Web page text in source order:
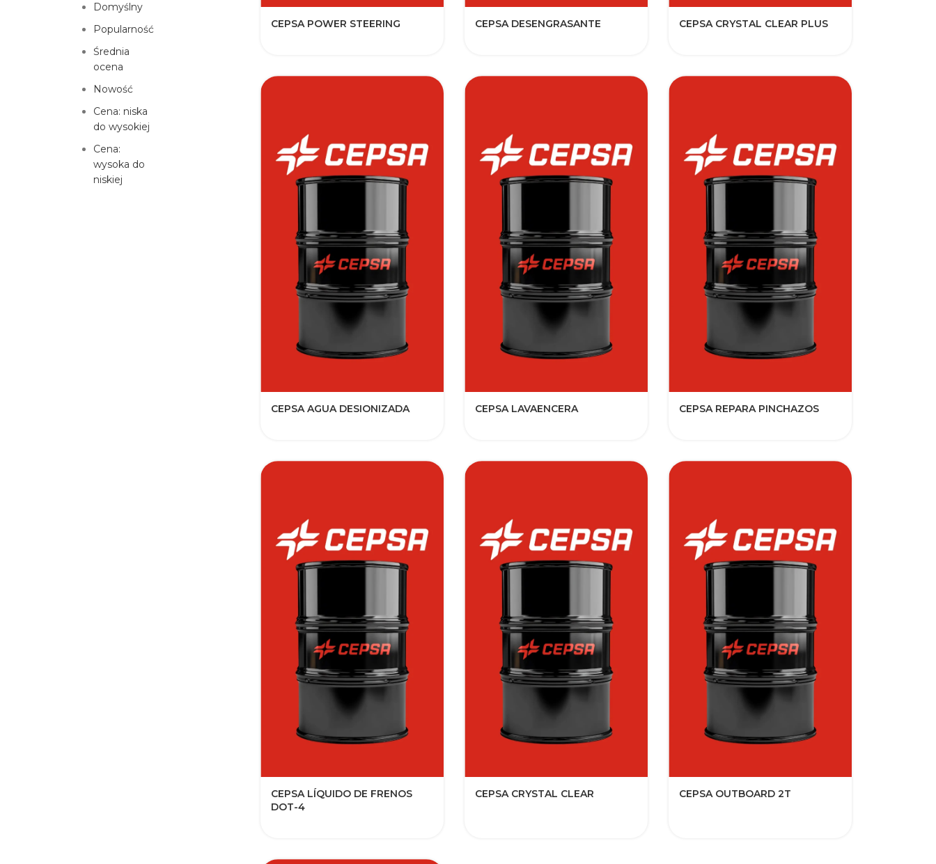
Domyślny
Popularność
Średnia
ocena
Nowość
Cena: niska
do wysokiej
Cena:
wysoka do
niskiej
CEPSA POWER STEERING CEPSA DESENGRASANTE CEPSA CRYSTAL CLEAR PLUS
CEPSA AGUA DESIONIZADA CEPSA LAVAENCERA CEPSA REPARA PINCHAZOS
CEPSA LÍQUIDO DE FRENOS
DOT-4
CEPSA CRYSTAL CLEAR CEPSA OUTBOARD 2T